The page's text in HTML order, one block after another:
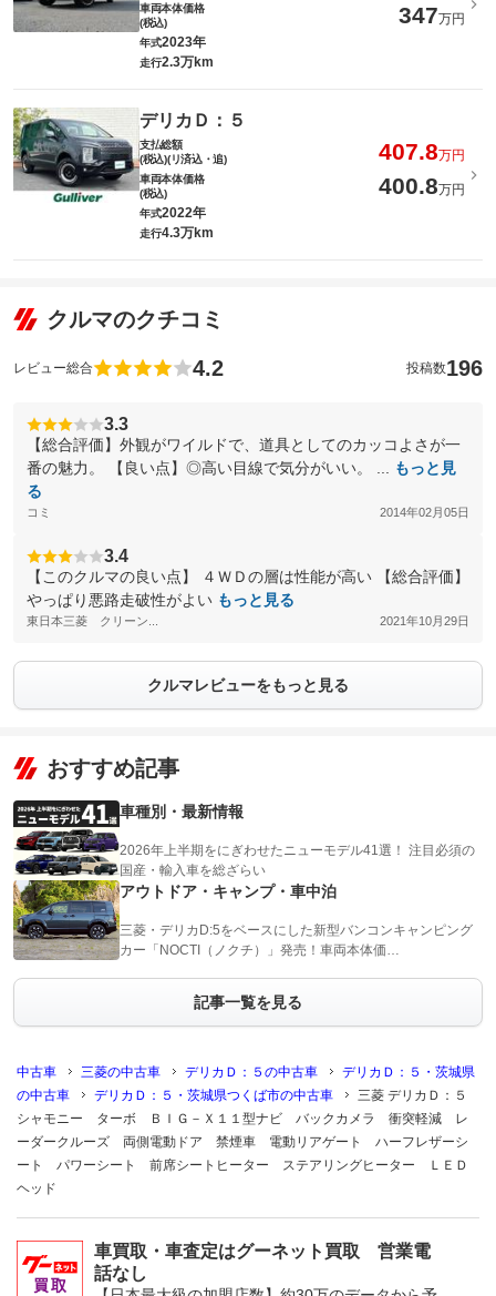
車両本体価格
(税込)
347万円
年式2023年
走行2.3万km
デリカＤ：５
支払総額
(税込)(リ済込・追)
407.8万円
車両本体価格
(税込)
400.8万円
年式2022年
走行4.3万km
クルマのクチコミ
レビュー総合 4.2 投稿数196
3.3
【総合評価】外観がワイルドで、道具としてのカッコよさが一
番の魅力。 【良い点】◎高い目線で気分がいい。 ...
もっと見
る
コミ 2014年02月05日
3.4
【このクルマの良い点】 ４ＷＤの層は性能が高い 【総合評価】
やっぱり悪路走破性がよい もっと見る
東日本三菱 クリーン... 2021年10月29日
クルマレビューをもっと見る
おすすめ記事
車種別・最新情報
2026年上半期をにぎわせたニューモデル41選！ 注目必須の
国産・輸入車を総ざらい
アウトドア・キャンプ・車中泊
三菱・デリカD:5をベースにした新型バンコンキャンピング
カー「NOCTI（ノクチ）」発売！車両本体価…
記事一覧を見る
中古車 三菱の中古車 デリカＤ：５の中古車
デリカＤ：５・茨城県
の中古車
デリカＤ：５・茨城県つくば市の中古車
三菱 デリカＤ：５
シャモニー ターボ ＢＩＧ－Ｘ１１型ナビ バックカメラ 衝突軽減 レ
ーダークルーズ 両側電動ドア 禁煙車 電動リアゲート ハーフレザーシ
ート パワーシート 前席シートヒーター ステアリングヒーター ＬＥＤ
ヘッド
車買取・車査定はグーネット買取 営業電
話なし